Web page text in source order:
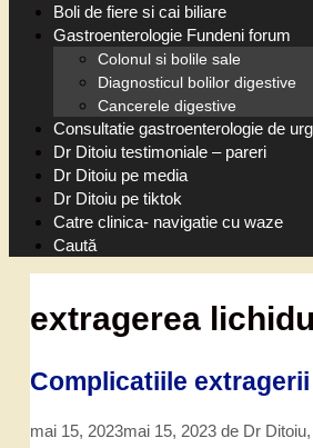
Boli de fiere si cai biliare
Gastroenterologie Fundeni forum
Colonul si bolile sale
Diagnosticul bolilor digestive
Cancerele digestive
Consultatie gastroenterologie de
Dr Ditoiu testimoniale – pareri
Dr Ditoiu pe media
Dr Ditoiu pe tiktok
Catre clinica- navigatie cu waze
Caută
extragerea
Complicatiile
mai 15, 2023mai 15, 2023 de Dr